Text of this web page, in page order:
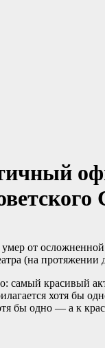
от
(на
самый красивый
хотя бы
одно — а к